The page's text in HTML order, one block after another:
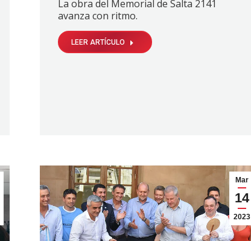
La obra del Memorial de Salta 2141
avanza con ritmo.
LEER ARTÍCULO
Mar
14
2023